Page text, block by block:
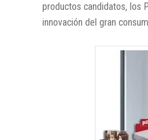
productos candidatos, los
innovación del gran